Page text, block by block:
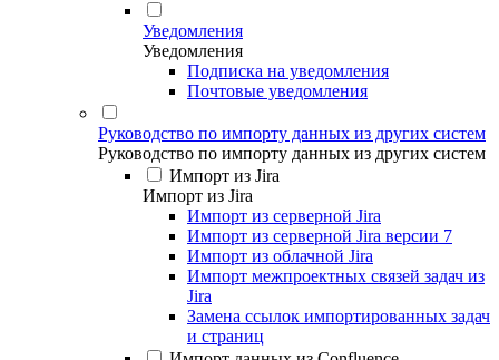
Уведомления
Уведомления
Подписка на уведомления
Почтовые уведомления
Руководство по импорту данных из других систем
Руководство по импорту данных из других систем
Импорт из Jira
Импорт из Jira
Импорт из серверной Jira
Импорт из серверной Jira версии 7
Импорт из облачной Jira
Импорт межпроектных связей задач из
Jira
Замена ссылок импортированных задач
и страниц